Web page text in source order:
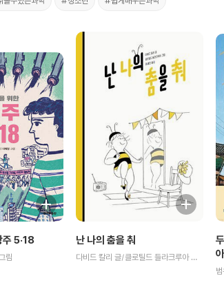
주 5·18
림
난 나의 춤을 춰
다비드 칼리 글/클로틸드 들라크루아 그림/이세진 역